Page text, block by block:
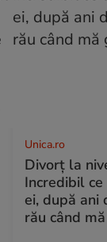
Unica.ro
Divorț la
Incredibil
ei, după ani
rău când